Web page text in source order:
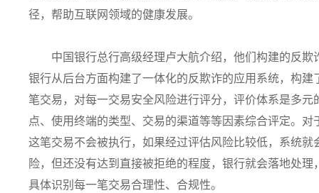
径，帮助互联网领域的健康发展。
中国银行总行高级经理卢大航介绍，他们构建的反
银行从后台方面构建了一体化的反欺诈的应用系统，构
笔交易，对每一交易安全风险进行评分，评价体系是多
点、使用终端的类型、交易的渠道等等因素综合评定。
这笔交易不会被执行，如果经过评估风险比较低，系统
险，但还没有达到直接被拒绝的程度，银行就会落地处
具体识别每一笔交易合理性、合规性。